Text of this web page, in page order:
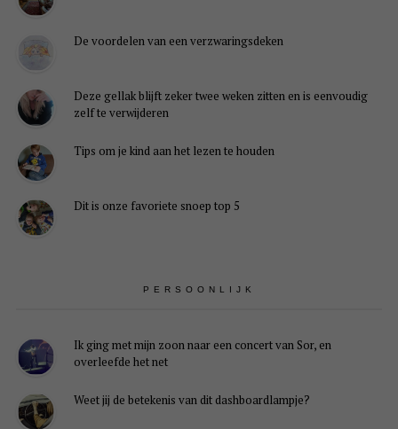
De voordelen van een verzwaringsdeken
Deze gellak blijft zeker twee weken zitten en is eenvoudig
zelf te verwijderen
Tips om je kind aan het lezen te houden
Dit is onze favoriete snoep top 5
PERSOONLIJK
Ik ging met mijn zoon naar een concert van Sor, en
overleefde het net
Weet jij de betekenis van dit dashboardlampje?